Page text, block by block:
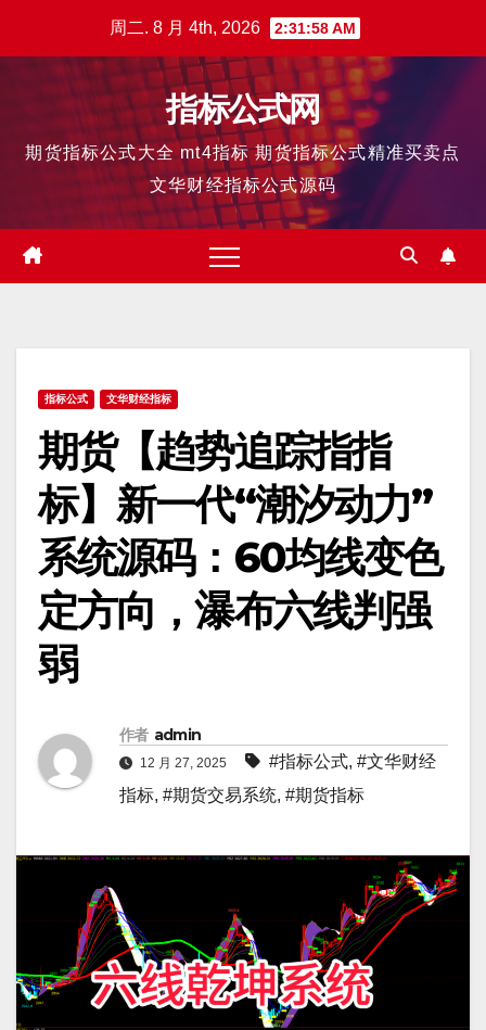
周二. 8 月 4th, 2026 2:31:59 AM
指标公式网
期货指标公式大全 mt4指标 期货指标公式精准买卖点
文华财经指标公式源码
指标公式 文华财经指标
期货【趋势追踪指指
标】新一代“潮汐动力”
系统源码：60均线变色
定方向，瀑布六线判强
弱
作者 admin
12 月 27, 2025 #指标公式, #文华财经
指标, #期货交易系统, #期货指标